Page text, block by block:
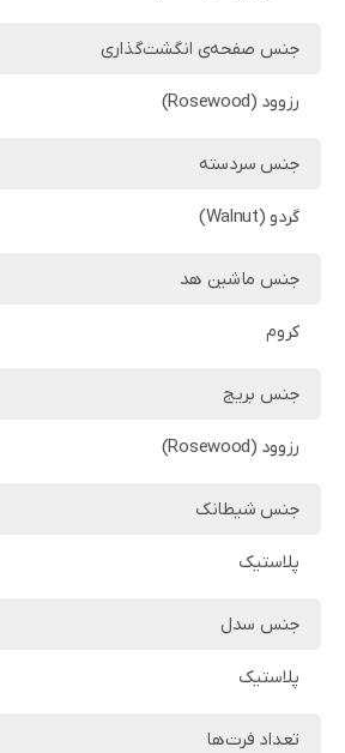
جنس صفحه‌ی انگشت‌گذاری
رزوود (Rosewood)
جنس سردسته
گردو (Walnut)
جنس ماشین هد
کروم
جنس بریج
رزوود (Rosewood)
جنس شیطانک
پلاستیک
جنس سدل
پلاستیک
تعداد فرت‌ها